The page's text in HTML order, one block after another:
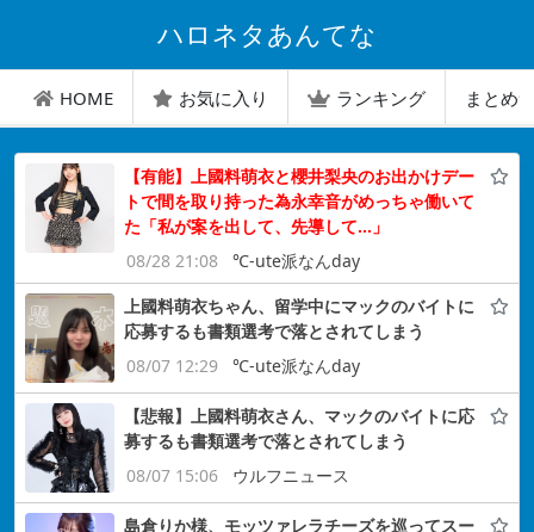
ハロネタあんてな
HOME お気に入り ランキング まとめ
【有能】上國料萌衣と櫻井梨央のお出かけデー
トで間を取り持った為永幸音がめっちゃ働いて
た「私が案を出して、先導して…」
08/28 21:08
℃-ute派なんday
上國料萌衣ちゃん、留学中にマックのバイトに
応募するも書類選考で落とされてしまう
08/07 12:29
℃-ute派なんday
【悲報】上國料萌衣さん、マックのバイトに応
募するも書類選考で落とされてしまう
08/07 15:06
ウルフニュース
島倉りか様、モッツァレラチーズを巡ってスー